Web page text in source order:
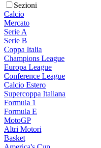
Sezioni
Calcio
Mercato
Serie A
Serie B
Coppa Italia
Champions League
Europa League
Conference League
Calcio Estero
Supercoppa Italiana
Formula 1
Formula E
MotoGP
Altri Motori
Basket